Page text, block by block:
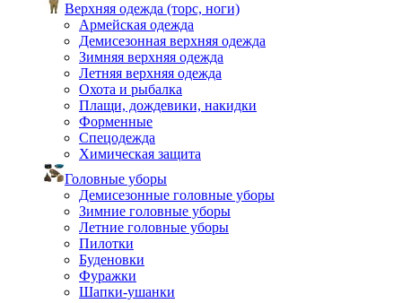
Верхняя одежда (торс, ноги)
Армейская одежда
Демисезонная верхняя одежда
Зимняя верхняя одежда
Летняя верхняя одежда
Охота и рыбалка
Плащи, дождевики, накидки
Форменные
Спецодежда
Химическая защита
Головные уборы
Демисезонные головные уборы
Зимние головные уборы
Летние головные уборы
Пилотки
Буденовки
Фуражки
Шапки-ушанки